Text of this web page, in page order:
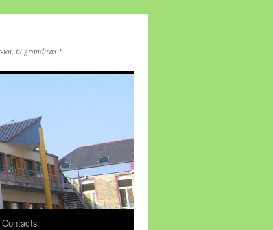
toi, tu grandiras !
Contacts